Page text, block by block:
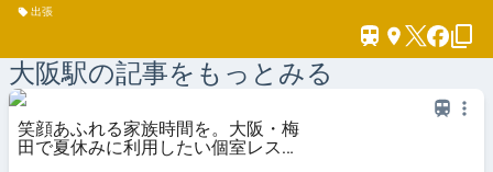
出張
大阪駅の記事をもっとみる
笑顔あふれる家族時間を。大阪・梅
田で夏休みに利用したい個室レスト